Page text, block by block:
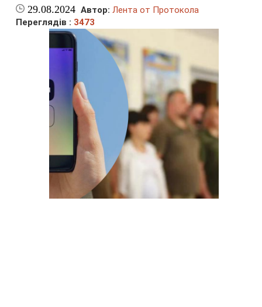
29.08.2024 Автор: Лента от Протокола
Переглядів : 3473